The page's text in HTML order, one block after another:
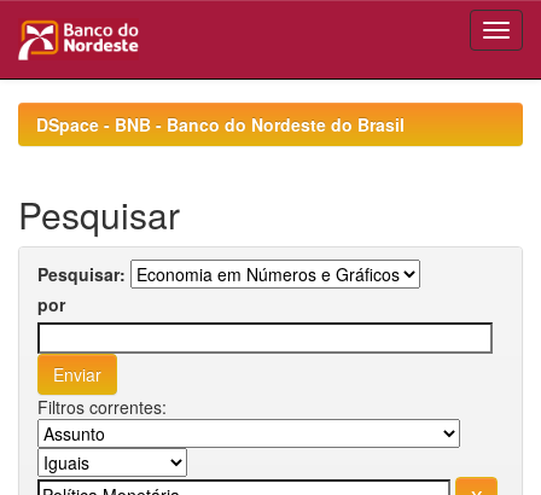
navigationDSpace - BNB - Banco do Nordeste do Brasil
Pesquisar
Pesquisar:
por
Filtros correntes: